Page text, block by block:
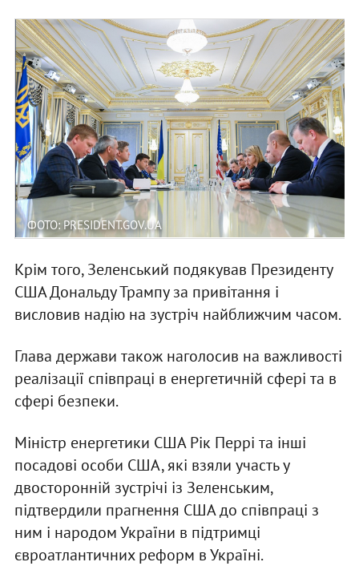
ФОТО: PRESIDENT.GOV.UA
Крім того, Зеленський подякував Президенту
США Дональду Трампу за привітання і
висловив надію на зустріч найближчим часом.
Глава держави також наголосив на важливості
реалізації співпраці в енергетичній сфері та в
сфері безпеки.
Міністр енергетики США Рік Перрі та інші
посадові особи США, які взяли участь у
двосторонній зустрічі із Зеленським,
підтвердили прагнення США до співпраці з
ним і народом України в підтримці
євроатлантичних реформ в Україні.